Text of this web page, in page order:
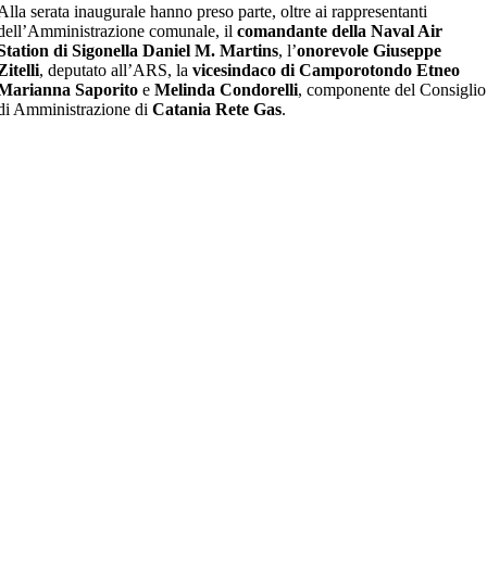
serata inaugurale hanno preso parte, oltre ai rappresentanti
comunale, ilcomandante della Naval Air
di Sigonella Daniel M. Martins, l’onorevole Giuseppe
, deputato all’ARS, lavicesindaco di Camporotondo Etneo
Saporito eMelinda Condorelli, componente del Consiglio
Amministrazione diCatania Rete Gas.